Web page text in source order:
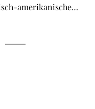
amerikanische…